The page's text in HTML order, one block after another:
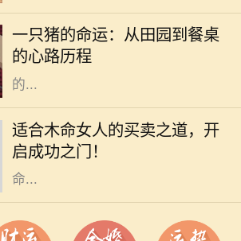
一只猪的命运：从田园到餐桌
的心路历程
悦耳的叫声，一只肥胖的猪悠然自得
地在泥土中打滚。它的生活似乎无忧
无虑，每天享受着阳光、青草和农民
的...
适合木命女人的买卖之道，开
启成功之门！
木命女人在五行中代表着生机与创造
力，她们通常具有强烈的好奇心和创
造精神，适合从事与艺术、教育、咨
询等相关的行业。本文将深入探讨木
命...